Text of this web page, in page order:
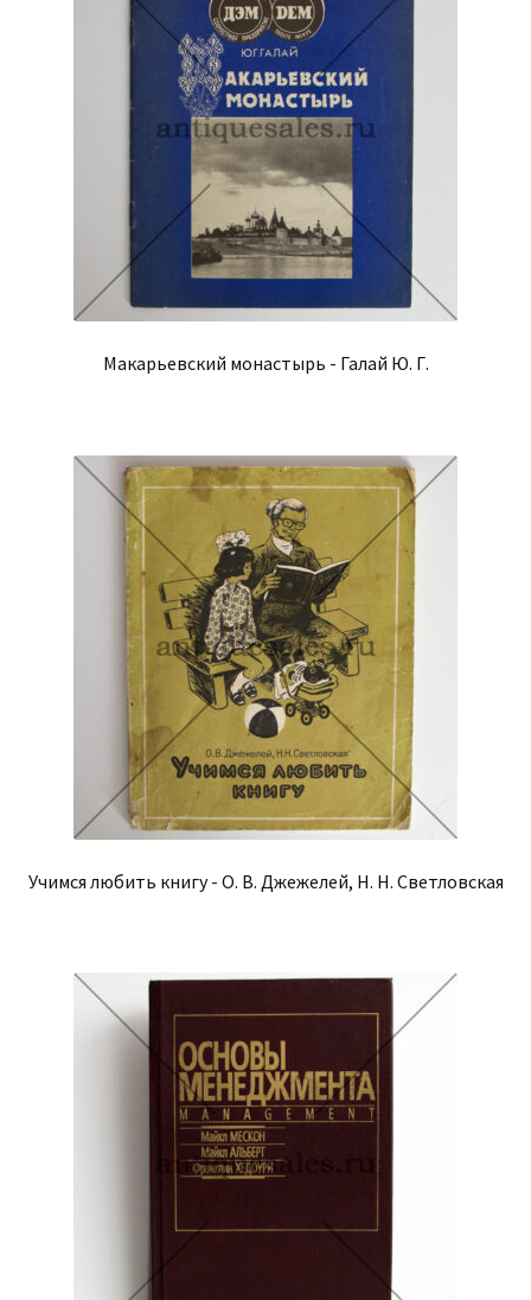
Макарьевский монастырь - Галай Ю. Г.
Учимся любить книгу - О. В. Джежелей, Н. Н. Светловская